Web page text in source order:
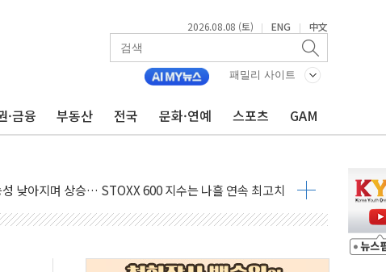
2026.08.08 (토) | ENG | 中文
패밀리 사이트
·금융 부동산 전국 문화·연예 스포츠 GAM
각지대' 우려
' 타진
최고치
낮아지며 상승… STOXX 600 지수는 나흘 연속 최고치
우세